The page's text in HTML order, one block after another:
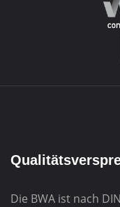
Die BWA ist nach